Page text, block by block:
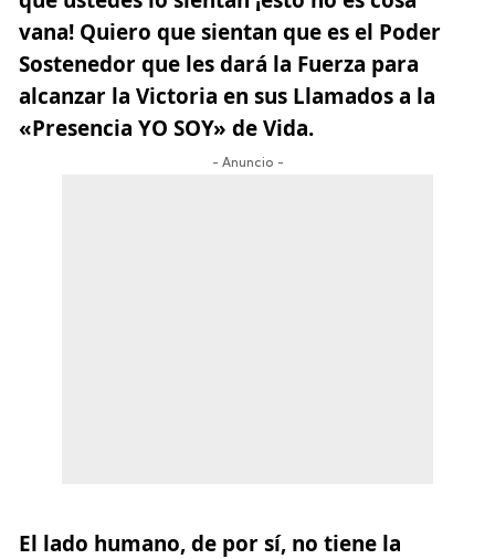
vana! Quiero que sientan que es el Poder
Sostenedor que les dará la Fuerza para
alcanzar la Victoria en sus Llamados a la
«Presencia YO SOY» de Vida.
- Anuncio -
El lado humano, de por sí, no tiene la